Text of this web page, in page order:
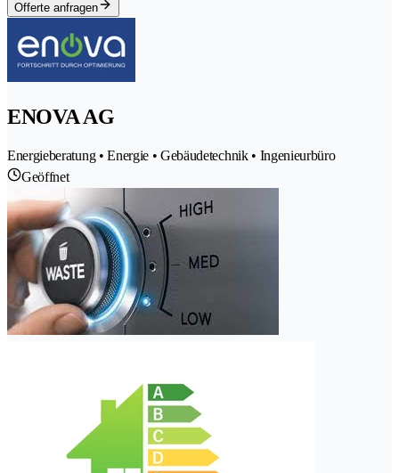
Offerte anfragen
ENOVA AG
Energieberatung • Energie • Gebäudetechnik • Ingenieurbüro
Geöffnet